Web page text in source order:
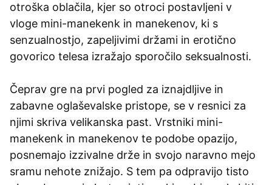
otroška oblačila, kjer so otroci postavljeni v
vloge mini-manekenk in manekenov, ki s
senzualnostjo, zapeljivimi držami in erotično
govorico telesa izražajo sporočilo seksualnosti.
Čeprav gre na prvi pogled za iznajdljive in
zabavne oglaševalske pristope, se v resnici za
njimi skriva velikanska past. Vrstniki mini-
manekenk in manekenov te podobe opazijo,
posnemajo izzivalne drže in svojo naravno mejo
sramu nehote znižajo. S tem pa odpravijo tisto